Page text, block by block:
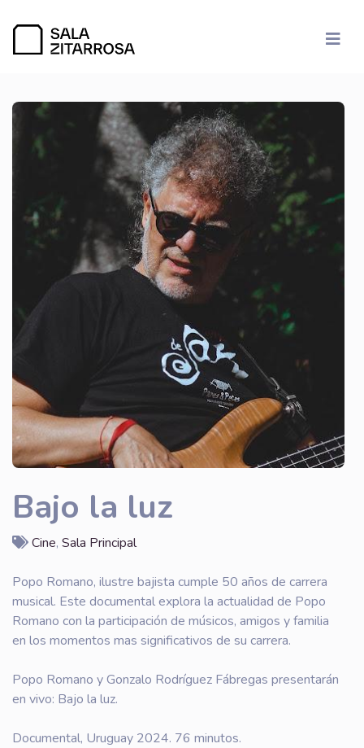
Bajo la luz
Cine, Sala Principal
Popo Romano, ilustre bajista cumple 50 años de carrera
musical. Este documental explora la actualidad de Popo
Romano con la participación de músicos, amigos y familia
en los momentos mas significativos de su carrera.
Popo Romano y Gonzalo Rodríguez Fábregas presentarán
en vivo: Bajo la luz.
Documental, Uruguay 2024. 76 minutos.